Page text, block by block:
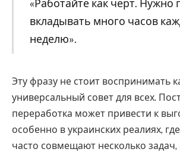
«Работайте как черт. Нужно
вкладывать много часов
неделю».
Эту фразу не стоит воспринимать
универсальный совет для всех.
переработка может привести к
особенно в украинских реалиях,
часто совмещают несколько